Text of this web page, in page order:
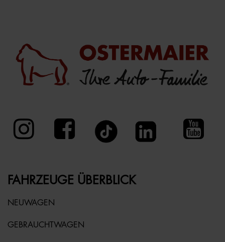
FAHRZEUGE ÜBERBLICK
NEUWAGEN
GEBRAUCHTWAGEN